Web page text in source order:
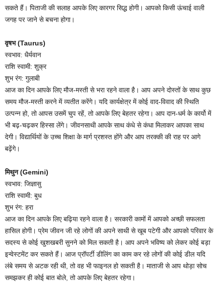
सकते हैं। पिताजी की सलाह आपके लिए कारगर सिद्ध होगी। आपको किसी ऊंचाई वाली
जगह पर जाने से बचना होगा।
वृषभ (Taurus)
स्वभाव: धैर्यवान
राशि स्वामी: शुक्र
शुभ रंग: गुलाबी
आज का दिन आपके लिए मौज-मस्ती से भरा रहने वाला है। आप अपने दोस्तों के साथ कुछ
समय मौज-मस्ती करने में व्यतीत करेंगे। यदि कार्यक्षेत्र में कोई वाद-विवाद की स्थिति
उत्पन्न हो, तो आपस उसमें चुप रहें, तो आपके लिए बेहतर रहेगा। आप दान-धर्म के कार्यो में
भी बढ़-चढ़कर हिस्सा लेंगे। जीवनसाथी आपके साथ कंधे से कंधा मिलाकर आपका साथ
देगी। विद्यार्थियों के उच्च शिक्षा के मार्ग प्रशस्त होंगे और आप तरक्की की राह पर आगे
बढ़ेंगे।
मिथुन (Gemini)
स्वभाव: जिज्ञासु
राशि स्वामी: बुध
शुभ रंग: हरा
आज का दिन आपके लिए बढ़िया रहने वाला है। सरकारी कामों में आपको अच्छी सफलता
हासिल होगी। प्रेम जीवन जी रहे लोगों की अपने साथी से खूब पटेगी और आपको परिवार के
सदस्य से कोई खुशखबरी सुनने को मिल सकती है। आप अपने भविष्य को लेकर कोई बड़ा
इन्वेस्टमेंट कर सकते हैं। आज प्रॉपर्टी डीलिंग का काम कर रहे लोगों की कोई डील यदि
लंबे समय से अटक रही थी, तो वह भी फाइनल हो सकती है। माताजी से आप थोड़ा सोच
समझकर ही कोई बात बोले, तो आपके लिए बेहतर रहेगा।